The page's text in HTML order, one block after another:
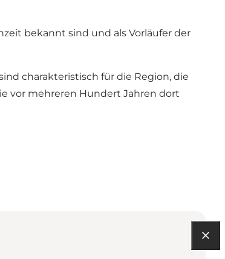
bekannt sind und als Vorläufer der
charakteristisch für die Region, die
vor mehreren Hundert Jahren dort